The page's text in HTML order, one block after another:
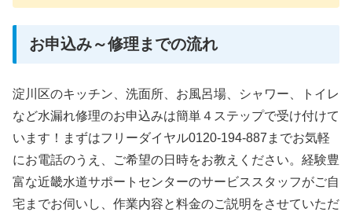
お申込み～修理までの流れ
淀川区のキッチン、洗面所、お風呂場、シャワー、トイレ
など水漏れ修理のお申込みは簡単４ステップで受け付けて
います！まずはフリーダイヤル0120-194-887までお気軽
にお電話のうえ、ご希望の日時をお教えください。経験豊
富な近畿水道サポートセンターのサービススタッフがご自
宅までお伺いし、作業内容と料金のご説明をさせていただ